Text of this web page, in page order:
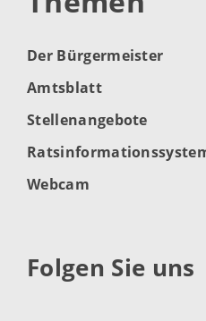
Der Bürgermeister
Amtsblatt
Stellenangebote
Webcam
Folgen Sie uns